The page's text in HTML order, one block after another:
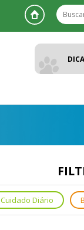
Cuidado Diário